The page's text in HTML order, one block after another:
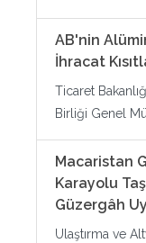
AB'nin
İhracat
Ticaret
Birliği Genel
Macaristan
Karayolu
Güzergâh
Ulaştırma ve